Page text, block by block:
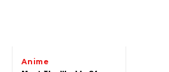
Anime